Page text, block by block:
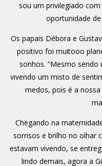
sou um privilegiado
oportunidade
Os papais Débora e
positivo foi muitooo
sonhos. “Mesmo
vivendo um misto de
medos, pois é a
Chegando na
sorrisos e brilho no olhar
estavam vivendo, se
lindo demais, agora a